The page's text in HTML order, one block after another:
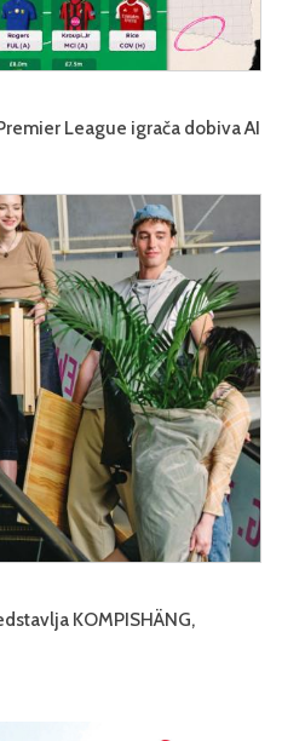
League igrača dobiva AI
KOMPISHÄNG,